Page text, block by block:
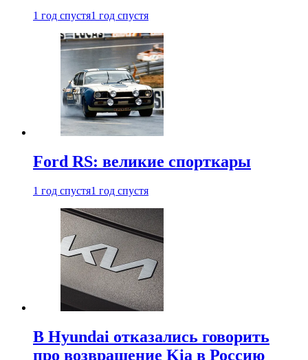
1 год спустя1 год спустя
Ford RS: великие спорткары
1 год спустя1 год спустя
В Hyundai отказались говорить
про возвращение Kia в Россию